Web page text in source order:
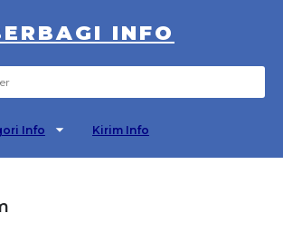
INFO
Info Kirim Info